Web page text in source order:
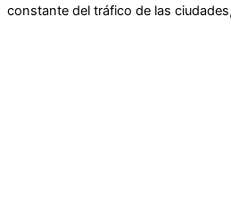
constante del tráfico de las